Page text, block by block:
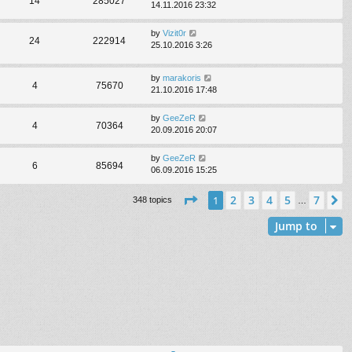
14.11.2016 23:32
24 222914
by Vizit0r
25.10.2016 3:26
4 75670
by marakoris
21.10.2016 17:48
4 70364
by GeeZeR
20.09.2016 20:07
6 85694
by GeeZeR
06.09.2016 15:25
348 topics Page 1of7
1 2 3 4 5 7
Jump to